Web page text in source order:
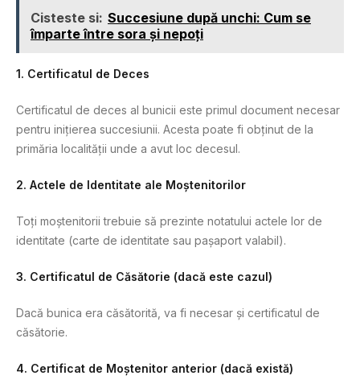
Cisteste si: Succesiune după unchi: Cum se
împarte între sora și nepoți
1. Certificatul de Deces
Certificatul de deces al bunicii este primul document necesar
pentru inițierea succesiunii. Acesta poate fi obținut de la
primăria localității unde a avut loc decesul.
2. Actele de Identitate ale Moștenitorilor
Toți moștenitorii trebuie să prezinte notatului actele lor de
identitate (carte de identitate sau pașaport valabil).
3. Certificatul de Căsătorie (dacă este cazul)
Dacă bunica era căsătorită, va fi necesar și certificatul de
căsătorie.
4. Certificat de Moștenitor anterior (dacă există)